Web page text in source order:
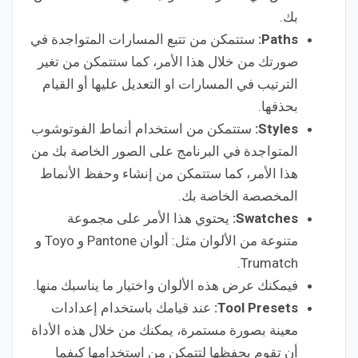
بك.
Paths: ستتمكن من تتبع المسارات المتواجدة في
صورتك من خلال هذا الأمر، كما ستتمكن من تغير
الترتيب في المسارات او التعديل عليها أو القيام
بحذفها.
Styles: ستتمكن من استخدام أنماط الفوتوشوب
المتواجدة في البرنامج على الصور الخاصة بك من
هذا الأمر، كما ستتمكن من إنشاء وحفظ الأنماط
المخصصة الخاصة بك.
Swatches: يحتوي هذا الأمر على مجموعة
متنوعة من الألوان مثل: ألوان Pantone و Toyo و
Trumatch.
فيمكنك عرض هذه الألوان واختيار ما يناسبك منها.
Tool Presets: عند قيامك باستخدام إعدادات
معينة بصورة مستمرة، يمكنك من خلال هذه الأداة
أن تقوم بحفظها لتتمكن من استخدامها كيفما